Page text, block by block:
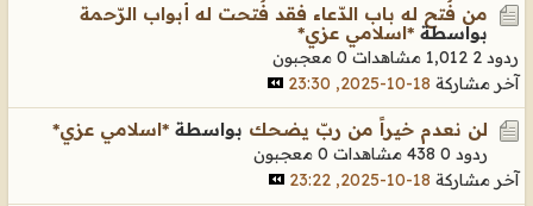
من فٌتح له باب الدّعاء فقد فٌتحت له أبواب الرّحمة
بواسطة *اسلامي عزي*
ردود 2 1,012 مشاهدات
0 معجبون
آخر مشاركة 18-10-2025, 23:30
لن نعدم خيراً من ربّ يضحك بواسطة *اسلامي عزي*
ردود 0 438 مشاهدات
0 معجبون
آخر مشاركة 18-10-2025, 23:22